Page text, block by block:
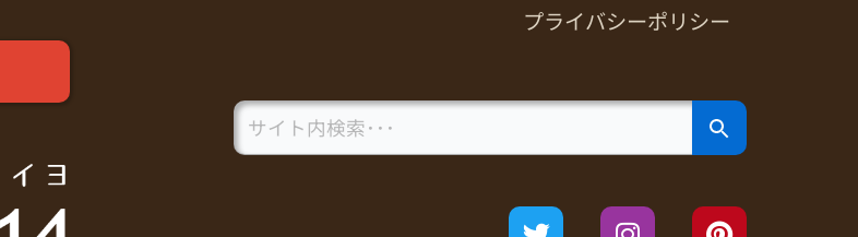
プライバシーポリシー
Search
for:
Search Button
T I P